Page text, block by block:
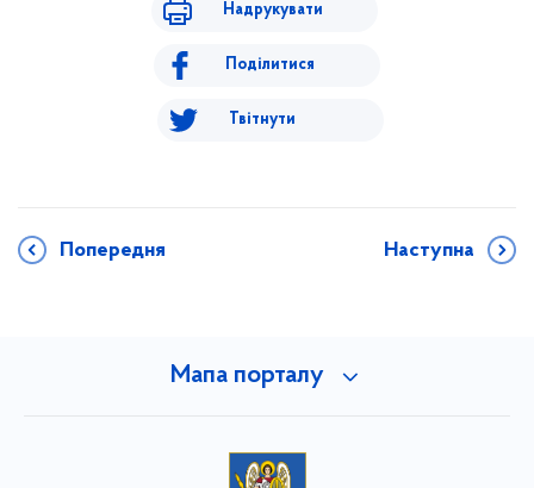
Надрукувати
Поділитися
Твітнути
Попередня Наступна
Мапа порталу